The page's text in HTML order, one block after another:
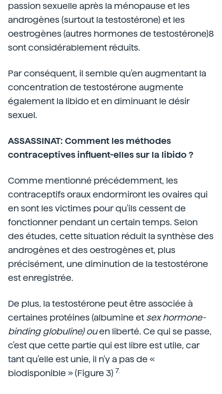
passion sexuelle après la ménopause et les
androgènes (surtout la testostérone) et les
oestrogènes (autres hormones de testostérone)8
sont considérablement réduits.
Par conséquent, il semble qu'en augmentant la
concentration de testostérone augmente
également la libido et en diminuant le désir
sexuel.
ASSASSINAT: Comment les méthodes
contraceptives influent-elles sur la libido ?
Comme mentionné précédemment, les
contraceptifs oraux endormiront les ovaires qui
en sont les victimes pour qu'ils cessent de
fonctionner pendant un certain temps. Selon
des études, cette situation réduit la synthèse des
androgènes et des oestrogènes et, plus
précisément, une diminution de la testostérone
est enregistrée.
De plus, la testostérone peut être associée à
certaines protéines (albumine et sex hormone-
binding globuline) ouen liberté. Ce qui se passe,
c'est que cette partie qui est libre est utile, car
tant qu'elle est unie, il n'y a pas de «
biodisponible » (Figure 3) 7.